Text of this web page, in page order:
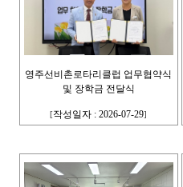
영주선비촌로타리클럽 업무협약식
및 장학금 전달식
[작성일자 : 2026-07-29]